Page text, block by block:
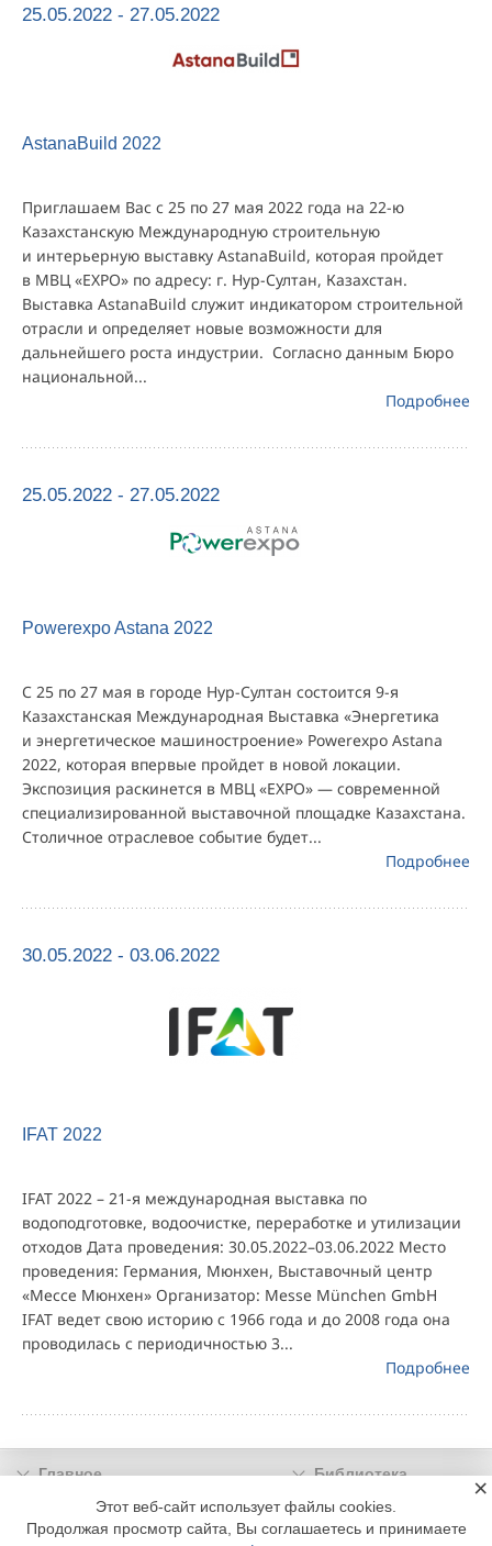
25.05.2022 - 27.05.2022
AstanaBuild 2022
Приглашаем Вас с 25 по 27 мая 2022 года на 22-ю
Казахстанскую Международную строительную
и интерьерную выставку AstanaBuild, которая пройдет
в МВЦ «EXPO» по адресу: г. Нур-Султан, Казахстан.
Выставка AstanaBuild служит индикатором строительной
отрасли и определяет новые возможности для
дальнейшего роста индустрии. Согласно данным Бюро
национальной...
Подробнее
25.05.2022 - 27.05.2022
Pоwerexpo Astana 2022
С 25 по 27 мая в городе Нур-Султан состоится 9-я
Казахстанская Международная Выставка «Энергетика
и энергетическое машиностроение» Pоwerexpo Astana
2022, которая впервые пройдет в новой локации.
Экспозиция раскинется в МВЦ «EXPO» — современной
специализированной выставочной площадке Казахстана.
Столичное отраслевое событие будет...
Подробнее
30.05.2022 - 03.06.2022
IFAT 2022
IFAT 2022 – 21-я международная выставка по
водоподготовке, водоочистке, переработке и утилизации
отходов Дата проведения: 30.05.2022–03.06.2022 Место
проведения: Германия, Мюнхен, Выставочный центр
«Мессе Мюнхен» Организатор: Messe München GmbH
IFAT ведет свою историю с 1966 года и до 2008 года она
проводилась с периодичностью 3...
Подробнее
Главное
Библиотека
Подписка
Реклама
Информация
Этот веб-сайт использует файлы cookies.
Продолжая просмотр сайта, Вы соглашаетесь и принимаете
×